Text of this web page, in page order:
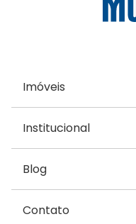
Imóveis
Institucional
Blog
Contato